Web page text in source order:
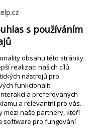
(sledování
kartounebo
i vám. Chcete
Nemusíte se
.
s používáním
obsahu této stránky.
realizaci našich cílů.
nástrojů pro
funkcionalit.
a preferovaných
a relevantní pro vás.
mezi naše partnery, kteří
software pro fungování